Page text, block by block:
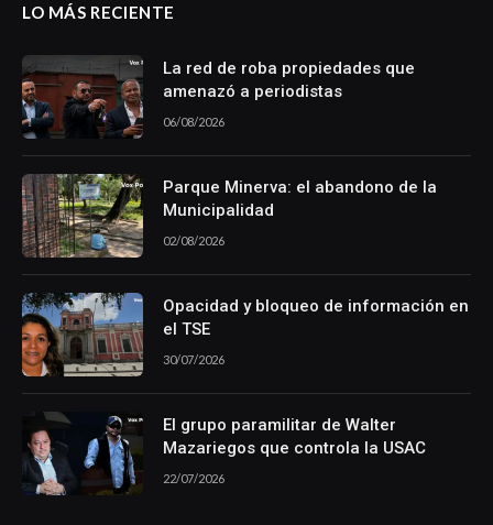
LO MÁS RECIENTE
La red de roba propiedades que
amenazó a periodistas
06/08/2026
Parque Minerva: el abandono de la
Municipalidad
02/08/2026
Opacidad y bloqueo de información en
el TSE
30/07/2026
El grupo paramilitar de Walter
Mazariegos que controla la USAC
22/07/2026